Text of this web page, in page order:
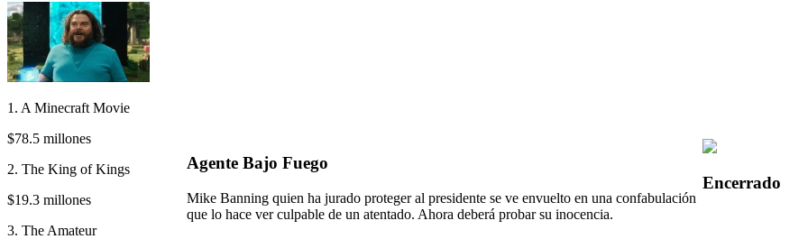
1. A Minecraft Movie
$78.5 millones
2. The King of Kings
$19.3 millones
3. The Amateur
Agente Bajo Fuego
Mike Banning quien ha jurado proteger al presidente se ve envuelto en una confabulación
que lo hace ver culpable de un atentado. Ahora deberá probar su inocencia.
Encerrado